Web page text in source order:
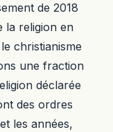
de 2018
la religion en
christianisme
une fraction
déclarée
des ordres
les années,